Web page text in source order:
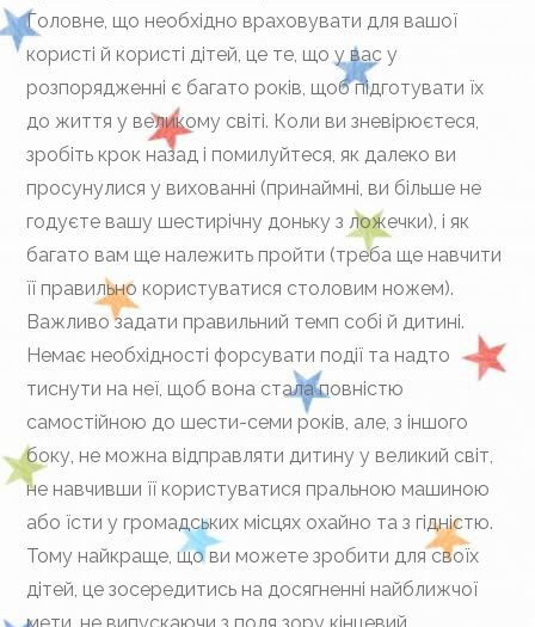
Головне, що необхідно враховувати для вашої
користі й користі дітей, це те, що у вас у
розпорядженні є багато років, щоб підготувати їх
до життя у великому світі. Коли ви зневірюєтеся,
зробіть крок назад і помилуйтеся, як далеко ви
просунулися у вихованні (принаймні, ви більше не
годуєте вашу шестирічну доньку з ложечки), і як
багато вам ще належить пройти (треба ще навчити
її правильно користуватися столовим ножем).
Важливо задати правильний темп собі й дитині.
Немає необхідності форсувати події та надто
тиснути на неї, щоб вона стала повністю
самостійною до шести-семи років, але, з іншого
боку, не можна відправляти дитину у великий світ,
не навчивши її користуватися пральною машиною
або їсти у громадських місцях охайно та з гідністю.
Тому найкраще, що ви можете зробити для своїх
дітей, це зосередитись на досягненні найближчої